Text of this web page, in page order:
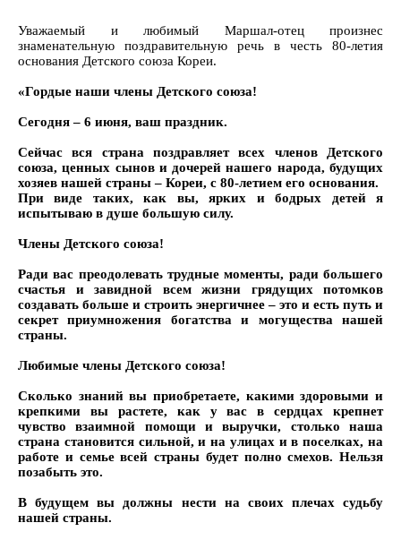
Уважаемый и любимый Маршал-отец произнес
знаменательную поздравительную речь в честь 80-летия
основания Детского союза Кореи.
«Гордые наши члены Детского союза!
Сегодня – 6 июня, ваш праздник.
Сейчас вся страна поздравляет всех членов Детского
союза, ценных сынов и дочерей нашего народа, будущих
хозяев нашей страны – Кореи, с 80-летием его основания.
При виде таких, как вы, ярких и бодрых детей я
испытываю в душе большую силу.
Члены Детского союза!
Ради вас преодолевать трудные моменты, ради большего
счастья и завидной всем жизни грядущих потомков
создавать больше и строить энергичнее – это и есть путь и
секрет приумножения богатства и могущества нашей
страны.
Любимые члены Детского союза!
Сколько знаний вы приобретаете, какими здоровыми и
крепкими вы растете, как у вас в сердцах крепнет
чувство взаимной помощи и выручки, столько наша
страна становится сильной, и на улицах и в поселках, на
работе и семье всей страны будет полно смехов. Нельзя
позабыть это.
В будущем вы должны нести на своих плечах судьбу
нашей страны.